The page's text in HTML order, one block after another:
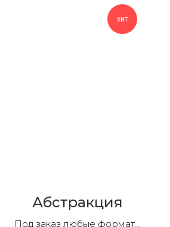
хит
Абстракция
Под заказ любые форматы